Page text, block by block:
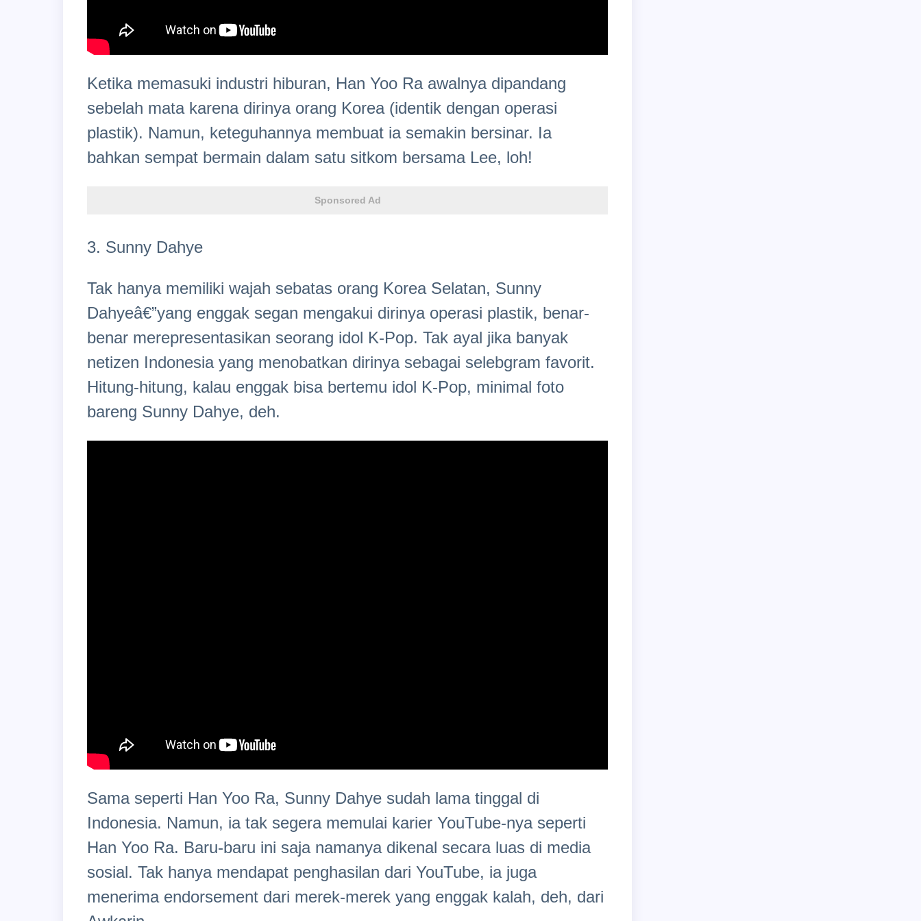
Ketika memasuki industri hiburan, Han Yoo Ra awalnya dipandang
sebelah mata karena dirinya orang Korea (identik dengan operasi
plastik). Namun, keteguhannya membuat ia semakin bersinar. Ia
bahkan sempat bermain dalam satu sitkom bersama Lee, loh!
Sponsored Ad
3. Sunny Dahye
Tak hanya memiliki wajah sebatas orang Korea Selatan, Sunny
Dahyeâ€”yang enggak segan mengakui dirinya operasi plastik, benar-
benar merepresentasikan seorang idol K-Pop. Tak ayal jika banyak
netizen Indonesia yang menobatkan dirinya sebagai selebgram favorit.
Hitung-hitung, kalau enggak bisa bertemu idol K-Pop, minimal foto
bareng Sunny Dahye, deh.
Sama seperti Han Yoo Ra, Sunny Dahye sudah lama tinggal di
Indonesia. Namun, ia tak segera memulai karier YouTube-nya seperti
Han Yoo Ra. Baru-baru ini saja namanya dikenal secara luas di media
sosial. Tak hanya mendapat penghasilan dari YouTube, ia juga
menerima endorsement dari merek-merek yang enggak kalah, deh, dari